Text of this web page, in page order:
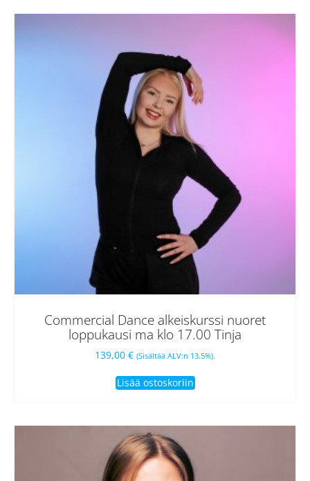
Commercial Dance alkeiskurssi nuoret
loppukausi ma klo 17.00 Tinja
139,00 € (Sisältää ALV:n 13.5%).
Lisää ostoskoriin